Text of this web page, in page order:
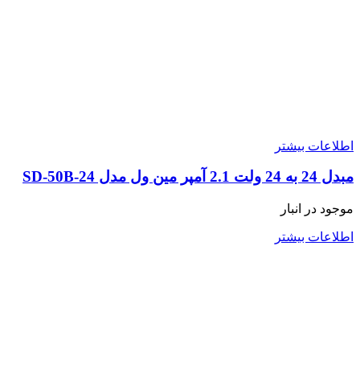
اطلاعات بیشتر
مبدل 24 به 24 ولت 2.1 آمپر مین ول مدل SD-50B-24
موجود در انبار
اطلاعات بیشتر